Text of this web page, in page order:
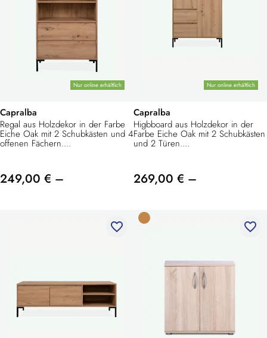
Nur online erhältlich
Capralba
Regal aus Holzdekor in der Farbe
Eiche Oak mit 2 Schubkästen und 4
offenen Fächern....
249,00 € –
Nur online erhältlich
Capralba
Higbboard aus Holzdekor in der
Farbe Eiche Oak mit 2 Schubkästen
und 2 Türen....
269,00 € –
favorite_border favorite_border